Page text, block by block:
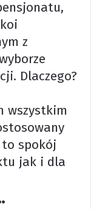
z
Dlaczego?
wszystkim
spokój
jak i dla